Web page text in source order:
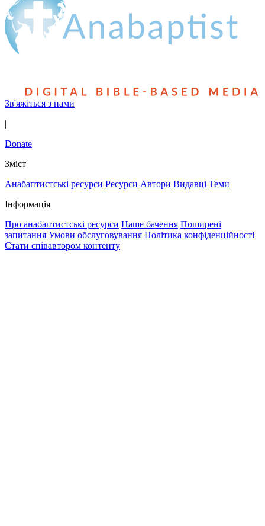
Зв'яжіться з нами
|
Donate
Зміст
Анабаптистські ресурси Ресурси Автори Видавці Теми
Інформація
Про анабаптистські ресурси Наше бачення Поширені
запитання Умови обслуговування Політика конфіденційності
Стати співавтором контенту